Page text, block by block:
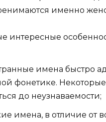
именно
интересные
имена быстро
фонетике.
до неузнаваемости;
имена, в отличие от